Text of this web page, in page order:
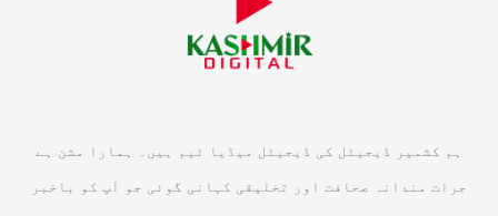
ہم کشمیر ڈیجیٹل کی ڈیجیٹل میڈیا ٹیم ہیں۔ ہمارا مشن ہے
جرات مندانہ صحافت اور تخلیقی کہانی گوئی جو آپ کو باخبر